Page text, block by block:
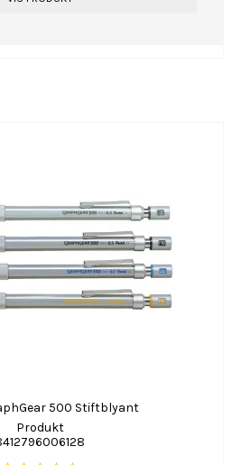
500 Stiftblyant
Produkt